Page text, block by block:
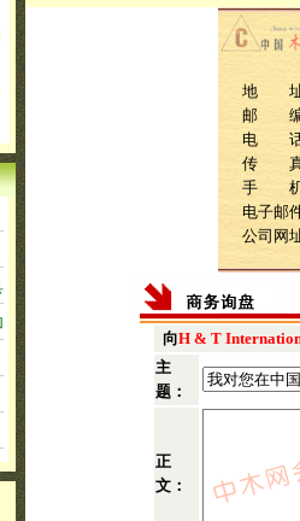
地 址：
邮 编
电 话
传 真
手 机
电子邮
公司网
向H & T
主
题：
正
文：